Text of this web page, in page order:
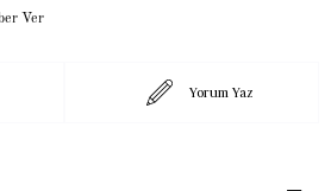
Ver
Yorum Yaz